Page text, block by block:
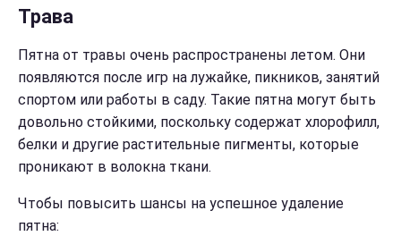
Трава
Пятна от травы очень распространены летом. Они
появляются после игр на лужайке, пикников, занятий
спортом или работы в саду. Такие пятна могут быть
довольно стойкими, поскольку содержат хлорофилл,
белки и другие растительные пигменты, которые
проникают в волокна ткани.
Чтобы повысить шансы на успешное удаление
пятна: